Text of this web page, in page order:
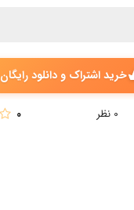
خرید اشتراک و دانلود رایگان
0 نظر 0